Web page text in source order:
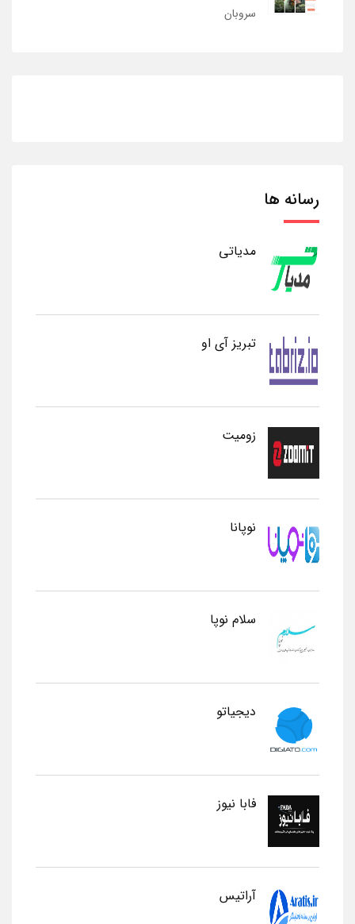
سروبان
رسانه ها
مدیاتی
تبریز آی او
زومیت
نوپانا
سلام نوپا
دیجیاتو
فابا نیوز
آراتیس